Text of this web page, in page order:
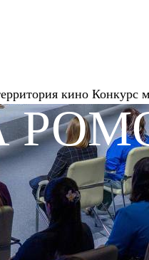
кино Конкурс